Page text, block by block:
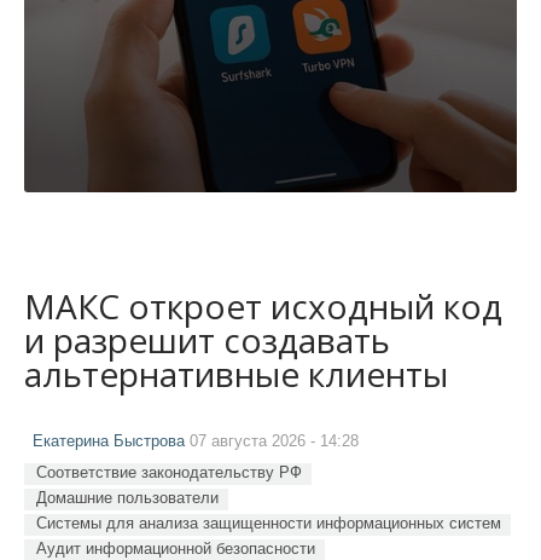
МАКС откроет исходный код
и разрешит создавать
альтернативные клиенты
Екатерина Быстрова07 августа 2026 - 14:28
Соответствие законодательству РФ
Домашние пользователи
Системы для анализа защищенности информационных систем
Аудит информационной безопасности